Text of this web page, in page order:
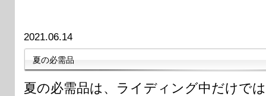
2021.06.14
夏の必需品
夏の必需品は、ライディング中だけで